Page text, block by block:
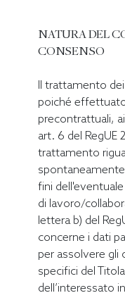
NATURA DEL
CONSENSO
Il trattamento
poiché
precontrattuali,
art. 6 del RegUE
trattamento
fini
di lavoro/
lettera b) del
concerne i dati
per assolvere gli
specifici del
dell’interessato